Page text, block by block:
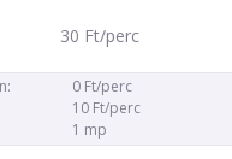
30 Ft/perc
0 Ft/perc
10 Ft/perc
1 mp